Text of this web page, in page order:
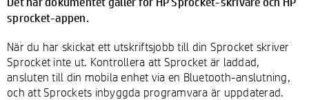
sprocket-appen.
När du har skickat ett utskriftsjobb till din Sprocket skriver
Sprocket inte ut. Kontrollera att Sprocket är laddad,
ansluten till din mobila enhet via en Bluetooth-anslutning,
och att Sprockets inbyggda programvara är uppdaterad.